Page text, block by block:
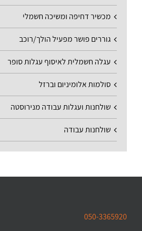
מכשיר דחיפה ומשיכה חשמלי
גוררים פושר מפעיל הולך/רוכב
עגלה חשמלית לאיסוף עגלות סופר
סולמות אלומיניום וברזל
שולחנות ועגלות עבודה מנירוסטה
שולחנות עבודה
050-3365920